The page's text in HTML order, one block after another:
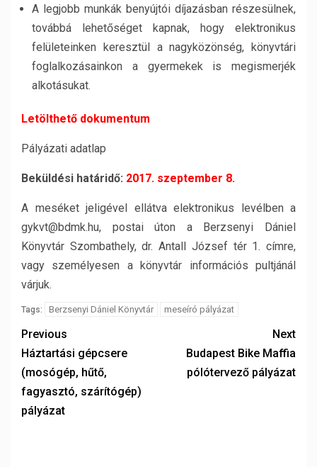
A legjobb munkák benyújtói díjazásban részesülnek,
továbbá lehetőséget kapnak, hogy elektronikus
felületeinken keresztül a nagyközönség, könyvtári
foglalkozásainkon a gyermekek is megismerjék
alkotásukat.
Letölthető dokumentum
Pályázati adatlap
Beküldési határidő: 2017. szeptember 8.
A meséket jeligével ellátva elektronikus levélben a
gykvt@bdmk.hu, postai úton a Berzsenyi Dániel
Könyvtár Szombathely, dr. Antall József tér 1. címre,
vagy személyesen a könyvtár információs pultjánál
várjuk.
Tags: Berzsenyi Dániel Könyvtár meseíró pályázat
Previous
Háztartási gépcsere
(mosógép, hűtő,
fagyasztó, szárítógép)
pályázat
Next
Budapest Bike Maffia
pólótervező pályázat